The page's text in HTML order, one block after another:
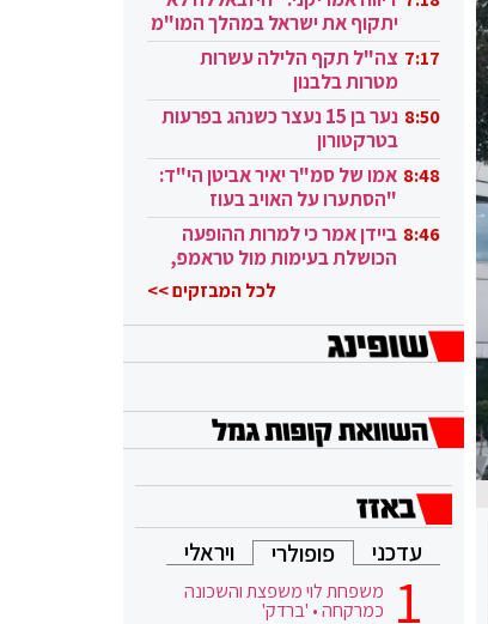
יתקוף את ישראל במהלך המו"מ
בקטאר" 7:17 צה"ל תקף הלילה עשרות
מטרות בלבנון
8:50
נער בן 15 נעצר כשנהג בפרעות
בטרקטורון
8:48 אמו של סמ"ר יאיר אביטן הי"ד:
"הסתערו על האויב בעוז
ובגבורה" 8:46 ביידן אמר כי למרות ההופעה
הכושלת בעימות מול טראמפ,
לכל המבזקים >>
עדכני פופולרי ויראלי
משפחת לוי משפצת והשכונה
כמרקחה • 'ברדק'